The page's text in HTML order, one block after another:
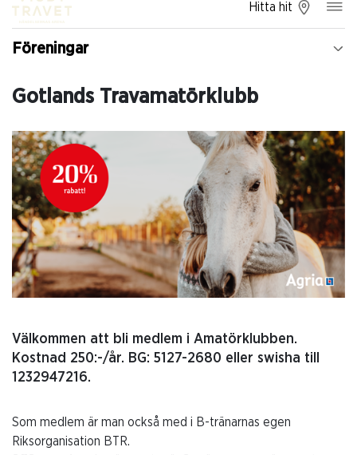
Hitta hit
Föreningar
Gotlands Travamatörklubb
Välkommen att bli medlem i Amatörklubben.
Kostnad 250:-/år. BG: 5127-2680 eller swisha till
1232947216.
Som medlem är man också med i B-tränarnas egen
Riksorganisation BTR.